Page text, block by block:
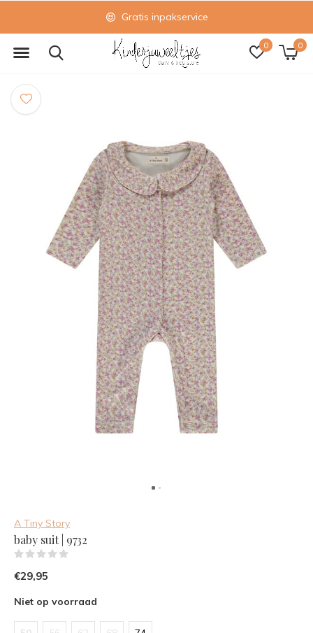
0 0
Gratis inpakservice
A Tiny Story
baby suit | 9732
€29,95
Niet op voorraad